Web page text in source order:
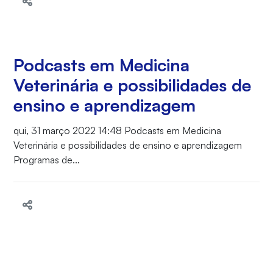
Podcasts em Medicina
Veterinária e possibilidades de
ensino e aprendizagem
qui, 31 março 2022 14:48 Podcasts em Medicina
Veterinária e possibilidades de ensino e aprendizagem
Programas de...